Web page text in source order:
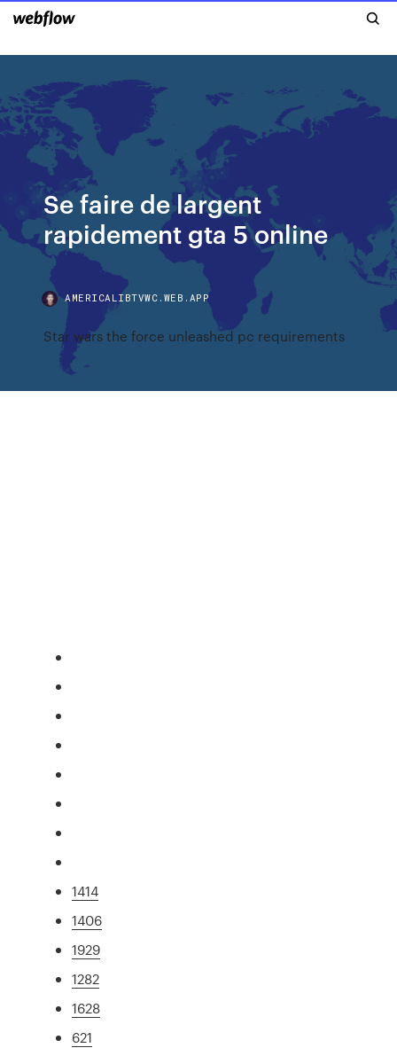
Se faire de largent
rapidement gta 5 online
AMERICALIBTVWC.WEB.APP
Star wars the force unleashed pc requirements
1414
1406
1929
1282
1628
621